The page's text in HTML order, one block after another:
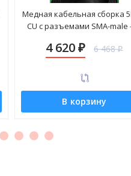
Медная кабельная сборка
CU с разъемами SMA-male
4 620₽ 6 468₽
В корзину